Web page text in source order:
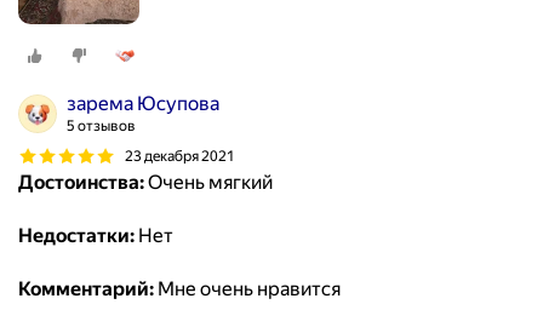
зарема Юсупова
5 отзывов
23 декабря 2021
Достоинства:Очень мягкий
Недостатки: Нет
Комментарий: Мне очень нравится